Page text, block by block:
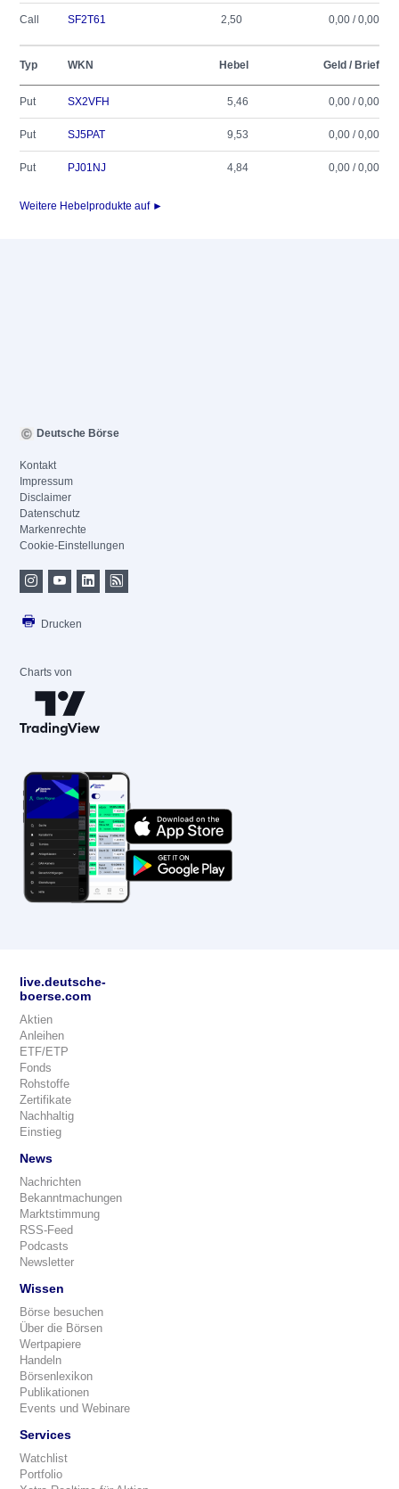
Call SF2T61 2,50 0,00 / 0,00
Typ WKN Hebel Geld / Brief
Put SX2VFH 5,46 0,00 / 0,00
Put SJ5PAT 9,53 0,00 / 0,00
Put PJ01NJ 4,84 0,00 / 0,00
Weitere Hebelprodukte auf ►
Deutsche Börse
Kontakt
Impressum
Disclaimer
Datenschutz
Markenrechte
Cookie-Einstellungen
Drucken
Charts von
live.deutsche-
boerse.com
Aktien
Anleihen
ETF/ETP
Fonds
Rohstoffe
Zertifikate
Nachhaltig
Einstieg
News
Nachrichten
Bekanntmachungen
Marktstimmung
RSS-Feed
Podcasts
Newsletter
Wissen
Börse besuchen
Über die Börsen
Wertpapiere
Handeln
Börsenlexikon
Publikationen
Events und Webinare
Services
Watchlist
Portfolio